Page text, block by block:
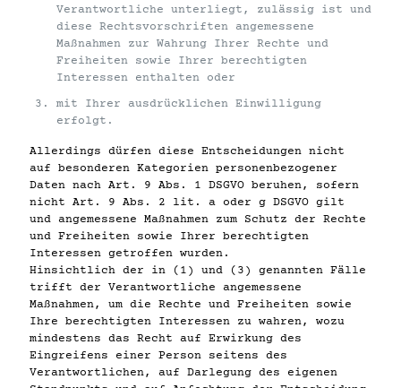
Verantwortliche unterliegt, zulässig ist und
diese Rechtsvorschriften angemessene
Maßnahmen zur Wahrung Ihrer Rechte und
Freiheiten sowie Ihrer berechtigten
Interessen enthalten oder
mit Ihrer ausdrücklichen Einwilligung
erfolgt.
Allerdings dürfen diese Entscheidungen nicht
auf besonderen Kategorien personenbezogener
Daten nach Art. 9 Abs. 1 DSGVO beruhen, sofern
nicht Art. 9 Abs. 2 lit. a oder g DSGVO gilt
und angemessene Maßnahmen zum Schutz der Rechte
und Freiheiten sowie Ihrer berechtigten
Interessen getroffen wurden.
Hinsichtlich der in (1) und (3) genannten Fälle
trifft der Verantwortliche angemessene
Maßnahmen, um die Rechte und Freiheiten sowie
Ihre berechtigten Interessen zu wahren, wozu
mindestens das Recht auf Erwirkung des
Eingreifens einer Person seitens des
Verantwortlichen, auf Darlegung des eigenen